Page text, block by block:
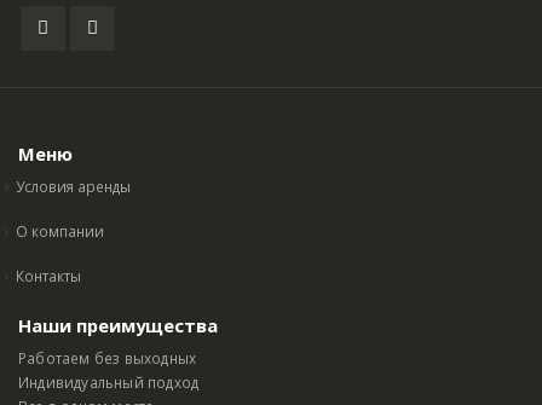
Меню
Условия аренды
О компании
Контакты
Наши преимущества
Работаем без выходных
Индивидуальный подход